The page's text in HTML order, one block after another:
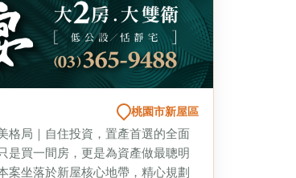
桃園市新屋區
格局｜自住投資，置產首選的全面
是買一間房，更是為資產做最聰明
案坐落於新屋核心地帶，精心規劃